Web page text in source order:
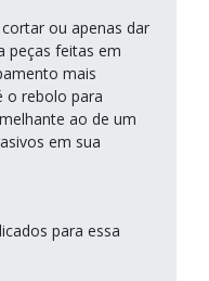
ou apenas dar
peças feitas em
mais
o rebolo para
ao de um
em sua
para essa